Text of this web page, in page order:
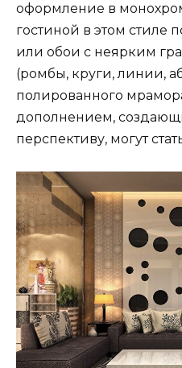
оформление в
гостиной в этом стиле
или обои с неярким
(ромбы, круги, линии,
полированного
дополнением,
перспективу, могут